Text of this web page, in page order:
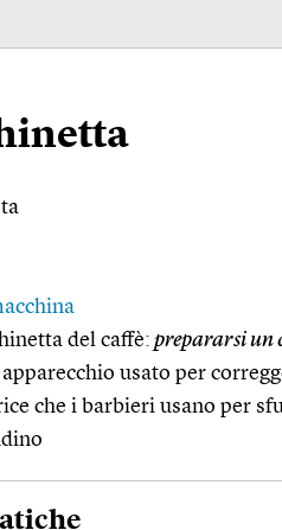
ta
del caffè: prepararsi un
usato per
che i barbieri usano per